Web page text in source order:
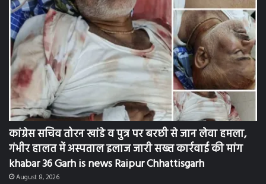
कांग्रेस सचिव तोरन खांडे व पुत्र पर बरछी से जान लेवा हमला,
गंभीर हालत में अस्पताल इलाज जारी सख्त कार्रवाई की मांग
khabar 36 Garh is news Raipur Chhattisgarh
August 8, 2026